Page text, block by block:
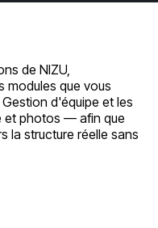
de NIZU,
modules que vous
d'équipe et les
et photos — afin que
la structure réelle sans